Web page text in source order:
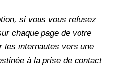
si vous vous refusez
chaque page de votre
les internautes vers une
à la prise de contact